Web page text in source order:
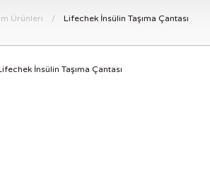
Ürünleri Lifechek İnsülin Taşıma Çantası